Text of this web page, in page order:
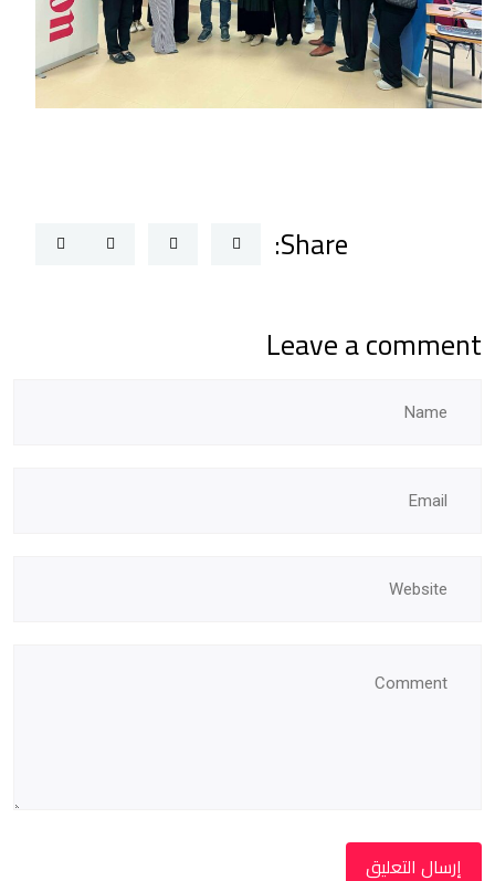
Share:
Leave a comment